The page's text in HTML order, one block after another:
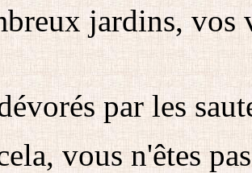
jardins, vos
par les
vous n'êtes